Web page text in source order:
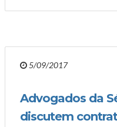
5/09/2017
Advogados da
discutem